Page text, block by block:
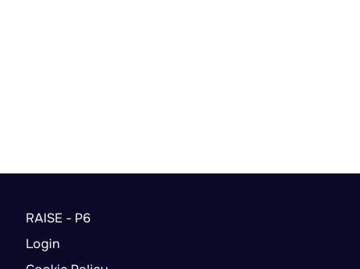
RAISE - P6
Login